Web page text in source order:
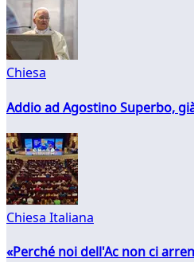
Chiesa
Addio ad Agostino Superbo,
Chiesa Italiana
«Perché noi dell'Ac non ci